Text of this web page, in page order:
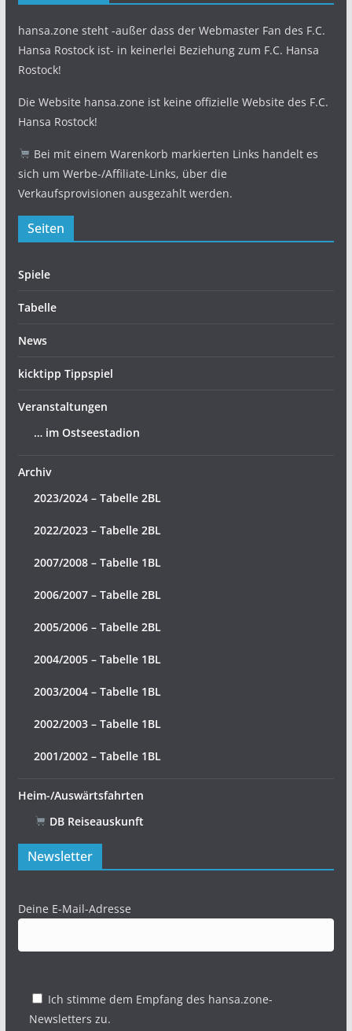
hansa.zone steht -außer dass der Webmaster Fan des F.C.
Hansa Rostock ist- in keinerlei Beziehung zum F.C. Hansa
Rostock!
Die Website hansa.zone ist keine offizielle Website des F.C.
Hansa Rostock!
Bei mit einem Warenkorb markierten Links handelt es
sich um Werbe-/Affiliate-Links, über die
Verkaufsprovisionen ausgezahlt werden.
Seiten
Spiele
Tabelle
News
kicktipp Tippspiel
Veranstaltungen
… im Ostseestadion
Archiv
2023/2024 – Tabelle 2BL
2022/2023 – Tabelle 2BL
2007/2008 – Tabelle 1BL
2006/2007 – Tabelle 2BL
2005/2006 – Tabelle 2BL
2004/2005 – Tabelle 1BL
2003/2004 – Tabelle 1BL
2002/2003 – Tabelle 1BL
2001/2002 – Tabelle 1BL
Heim-/Auswärtsfahrten
DB Reiseauskunft
Newsletter
Deine E-Mail-Adresse
Ich stimme dem Empfang des hansa.zone-
Newsletters zu.